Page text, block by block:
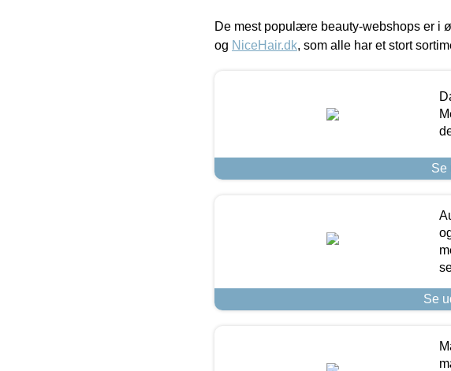
De mest populære beauty-webshops er i
og NiceHair.dk, som alle har et stort
Se
Se